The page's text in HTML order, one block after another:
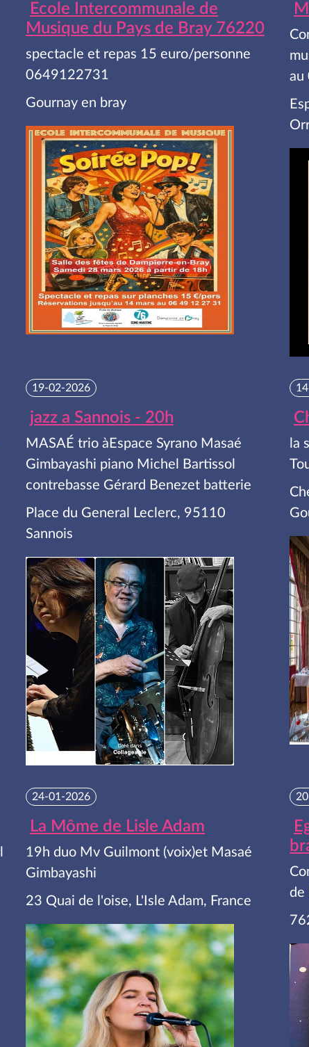
Ecole Intercommunale de
Musique du Pays de Bray 76220
spectacle et repas 15 euro/personne
0649122731
Gournay en bray
au
19-02-2026
jazz a Sannois - 20h
MASAÉ trio àEspace Syrano Masaé
Gimbayashi piano Michel Bartissol
contrebasse Gérard Benezet batterie
Place du General Leclerc, 95110
Sannois
la
24-01-2026
La Môme de Lisle Adam
19h duo Mv Guilmont (voix)et Masaé
Gimbayashi
23 Quai de l'oise, L'Isle Adam, France
de